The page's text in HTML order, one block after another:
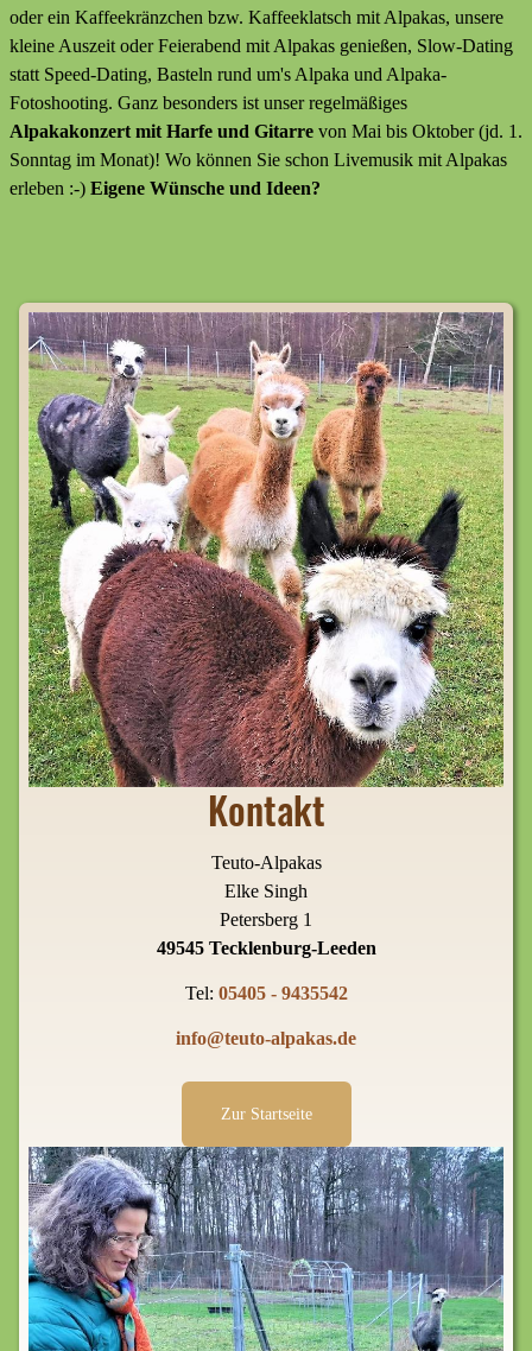
oder ein Kaffeekränzchen bzw. Kaffeeklatsch mit Alpakas, unsere
kleine Auszeit oder Feierabend mit Alpakas genießen, Slow-Dating
statt Speed-Dating, Basteln rund um's Alpaka und Alpaka-
Fotoshooting. Ganz besonders ist unser regelmäßiges
Alpakakonzert mit Harfe und Gitarre von Mai bis Oktober (jd. 1.
Sonntag im Monat)! Wo können Sie schon Livemusik mit Alpakas
erleben :-) Eigene Wünsche und Ideen?
Kontakt
Teuto-Alpakas
Elke Singh
Petersberg 1
49545 Tecklenburg-Leeden
Tel: 05405 - 9435542
info@teuto-alpakas.de
Zur Startseite